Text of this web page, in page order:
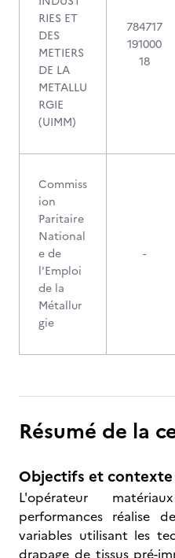
RIES ET
DES
METIERS
DE LA
METALLU
RGIE
(UIMM)
784717
191000
18
Commiss
ion
Paritaire
National
e de
l'Emploi
de la
Métallur
gie
-
Résumé de la
Objectifs et
L'opérateur
performances réalise
variables utilisant les
drapage de tissus pré-